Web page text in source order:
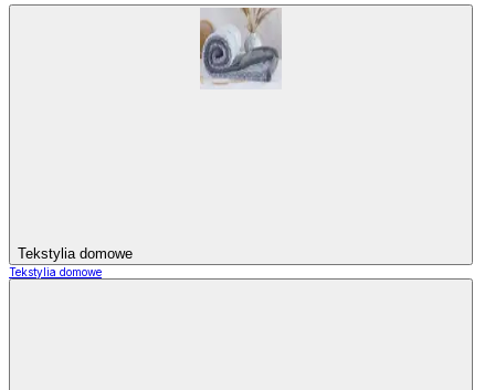
Tekstylia domowe
Tekstylia domowe